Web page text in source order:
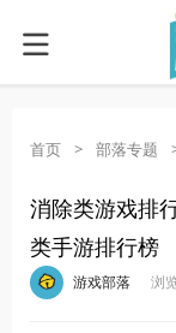
首页 > 部落专题
消除类游戏排
类手游排行榜
游戏部落 浏